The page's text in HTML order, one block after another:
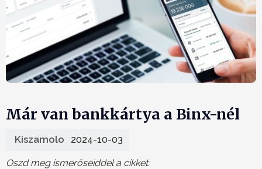
Már van bankkártya a Binx-nél
Kiszamolo 2024-10-03
Oszd meg ismerőseiddel a cikket: